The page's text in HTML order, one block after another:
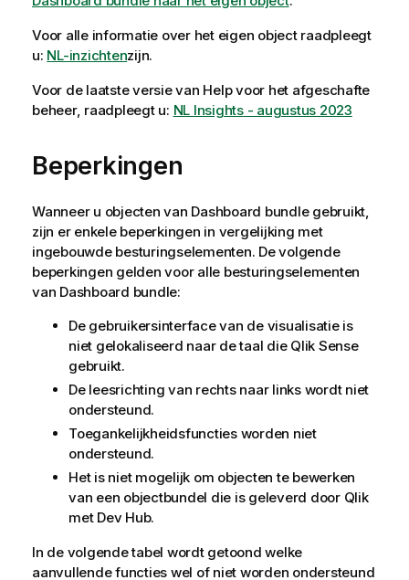
Voor alle informatie over het eigen object raadpleegt
u: NL-inzichtenzijn.
Voor de laatste versie van Help voor het afgeschafte
beheer, raadpleegt u: NL Insights- augustus 2023
Beperkingen
Wanneer u objecten van Dashboard bundlegebruikt,
zijn er enkele beperkingen in vergelijking met
ingebouwde besturingselementen. De volgende
beperkingen gelden voor alle besturingselementen
van Dashboard bundle:
De gebruikersinterface van de visualisatie is
niet gelokaliseerd naar de taal die Qlik Sense
gebruikt.
De leesrichting van rechts naar links wordt niet
ondersteund.
Toegankelijkheidsfuncties worden niet
ondersteund.
Het is niet mogelijk om objecten te bewerken
van een objectbundel die is geleverd door Qlik
met Dev Hub.
In de volgende tabel wordt getoond welke
aanvullende functies wel of niet worden ondersteund